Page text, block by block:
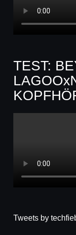
TEST:
Tweets by